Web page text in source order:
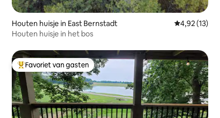
Houten huisje in East Bernstadt Gemiddelde
4,92 (13)
Houten huisje in het bos
Topfavoriet van gasten
Favoriet van gasten